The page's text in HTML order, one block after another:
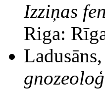
Izziņas
Riga: